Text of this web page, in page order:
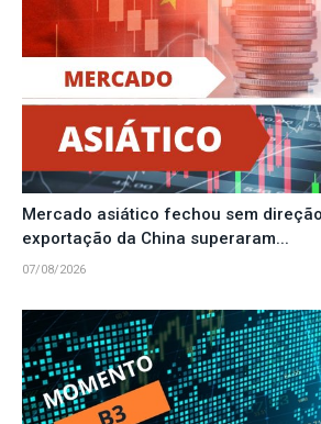
Mercado asiático fechou sem
exportação da China superaram...
07/08/2026